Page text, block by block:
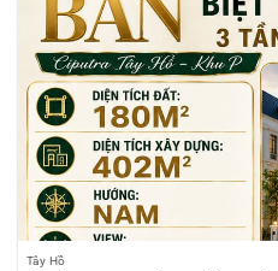
Tây Hồ